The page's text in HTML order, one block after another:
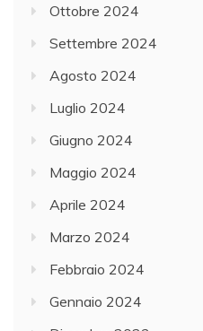
Ottobre 2024
Settembre 2024
Agosto 2024
Luglio 2024
Giugno 2024
Maggio 2024
Aprile 2024
Marzo 2024
Febbraio 2024
Gennaio 2024